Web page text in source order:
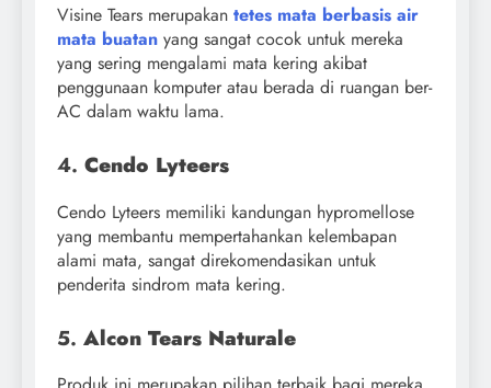
Visine Tears merupakan tetes mata berbasis air
mata buatan yang sangat cocok untuk mereka
yang sering mengalami mata kering akibat
penggunaan komputer atau berada di ruangan ber-
AC dalam waktu lama.
4. Cendo Lyteers
Cendo Lyteers memiliki kandungan hypromellose
yang membantu mempertahankan kelembapan
alami mata, sangat direkomendasikan untuk
penderita sindrom mata kering.
5. Alcon Tears Naturale